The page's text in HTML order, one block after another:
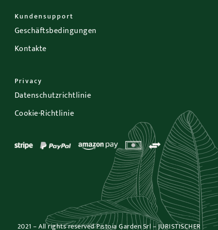
Kundensupport
Geschäftsbedingungen
Kontakte
Privacy
Datenschutzrichtlinie
Cookie-Richtlinie
2021 – All rights reserved Pistoia Garden Srl – JURISTISCHER